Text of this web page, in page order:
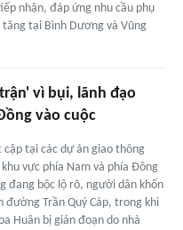
nhận, đáp ứng nhu cầu phụ
tại Bình Dương và Vũng
vì bụi, lãnh đạo
vào cuộc
cập tại các dự án giao thông
vực phía Nam và phía Đông
đang bộc lộ rõ, người dân khốn
đường Trần Quý Cáp, trong khi
Huân bị gián đoạn do nhà